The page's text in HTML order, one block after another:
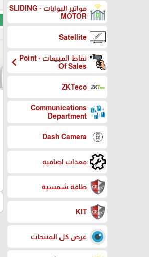
مواتير البوابات - SLIDING
MOTOR
Satellite
نقاط المبيعات - Point
Of Sales
chevron_left
ZKTeco
Communications
Department
Dash Camera
معدات اضافية
طاقة شمسية
KIT
عرض كل المنتجات